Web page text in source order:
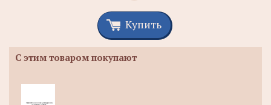
Купить
С этим товаром покупают